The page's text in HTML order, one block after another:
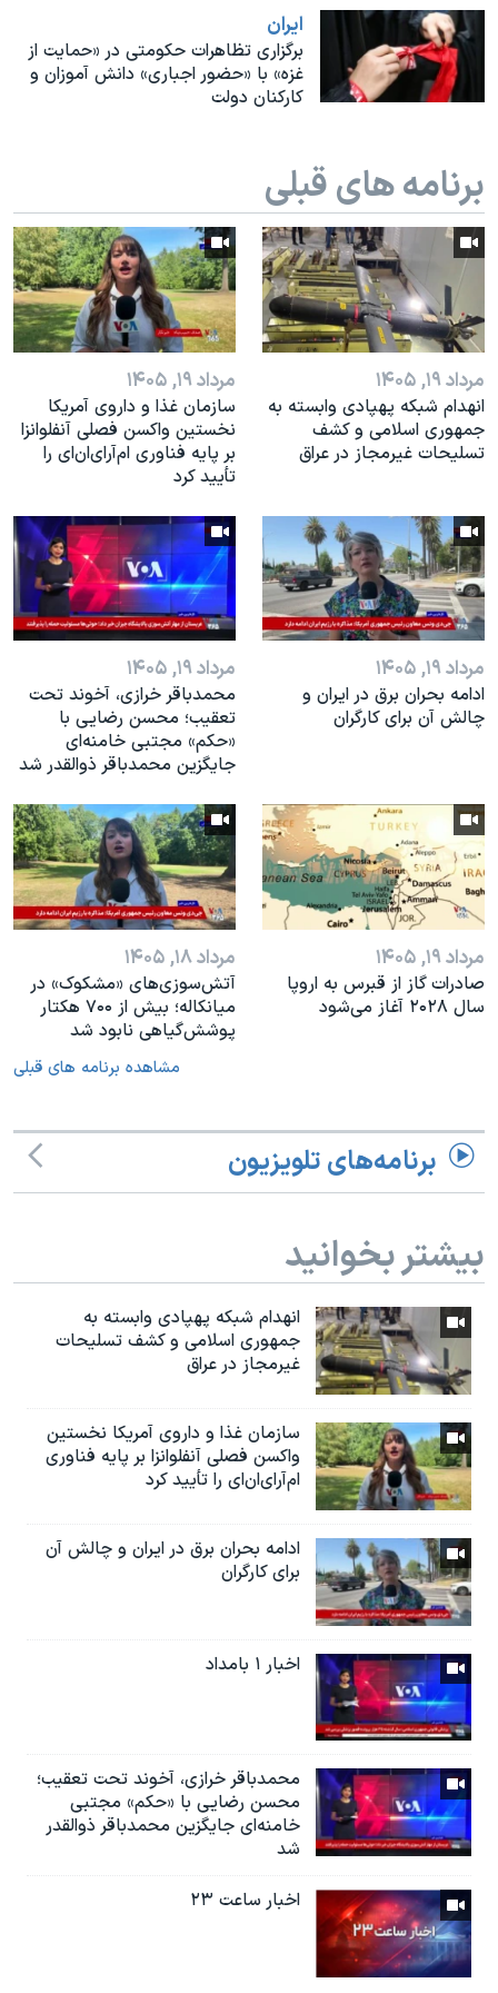
نرگس محمدی برنده جایزه نوبل صلح
همایش محافظه‌کاران آمریکا «سی‌پک»
سفر پرزیدنت ترامپ به چین
ايران
برگزاری تظاهرات حکومتی در «حمایت از
غزه» با «حضور اجباری» دانش آموزان و
کارکنان دولت
برنامه های قبلی
مرداد ۱۹, ۱۴۰۵
انهدام شبکه پهپادی وابسته به
جمهوری اسلامی و کشف
تسلیحات غیرمجاز در عراق
مرداد ۱۹, ۱۴۰۵
سازمان غذا و داروی آمریکا
نخستین واکسن فصلی آنفلوانزا
بر پایه فناوری ام‌آر‌ای‌ان‌ای را
تأیید کرد
مرداد ۱۹, ۱۴۰۵
ادامه بحران برق در ایران و
چالش آن برای کارگران
مرداد ۱۹, ۱۴۰۵
محمدباقر خرازی، آخوند تحت
تعقیب؛ محسن رضایی با
«حکم» مجتبی خامنه‌ای
جایگزین محمدباقر ذوالقدر شد
مرداد ۱۹, ۱۴۰۵
صادرات گاز از قبرس به اروپا
سال ۲۰۲۸ آغاز می‌شود
مرداد ۱۸, ۱۴۰۵
آتش‌سوزی‌های «مشکوک» در
میانکاله؛ بیش از ۷۰۰ هکتار
پوشش‌گیاهی نابود شد
مشاهده برنامه های قبلی
برنامه‌های تلویزیون
بیشتر بخوانید
انهدام شبکه پهپادی وابسته به
جمهوری اسلامی و کشف تسلیحات
غیرمجاز در عراق
سازمان غذا و داروی آمریکا نخستین
واکسن فصلی آنفلوانزا بر پایه فناوری
ام‌آر‌ای‌ان‌ای را تأیید کرد
ادامه بحران برق در ایران و چالش آن
برای کارگران
اخبار ۱ بامداد
محمدباقر خرازی، آخوند تحت تعقیب؛
محسن رضایی با «حکم» مجتبی
خامنه‌ای جایگزین محمدباقر ذوالقدر
شد
اخبار ساعت ۲۳